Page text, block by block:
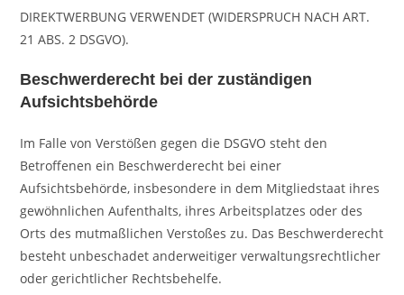
DIREKTWERBUNG VERWENDET (WIDERSPRUCH NACH ART.
21 ABS. 2 DSGVO).
Beschwerde­recht bei der zuständigen
Aufsichts­behörde
Im Falle von Verstößen gegen die DSGVO steht den
Betroffenen ein Beschwerderecht bei einer
Aufsichtsbehörde, insbesondere in dem Mitgliedstaat ihres
gewöhnlichen Aufenthalts, ihres Arbeitsplatzes oder des
Orts des mutmaßlichen Verstoßes zu. Das Beschwerderecht
besteht unbeschadet anderweitiger verwaltungsrechtlicher
oder gerichtlicher Rechtsbehelfe.